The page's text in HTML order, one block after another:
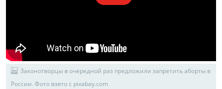
Законотворцы в очередной раз предложили запретить аборты в
России. Фото взято с pixabay.com